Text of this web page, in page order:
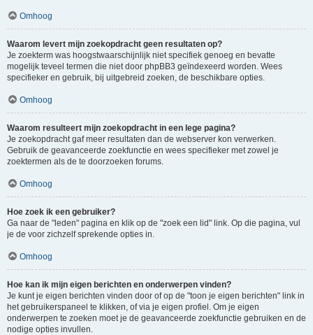
Omhoog
Waarom levert mijn zoekopdracht geen resultaten op?
Je zoekterm was hoogstwaarschijnlijk niet specifiek genoeg en bevatte
mogelijk teveel termen die niet door phpBB3 geïndexeerd worden. Wees
specifieker en gebruik, bij uitgebreid zoeken, de beschikbare opties.
Omhoog
Waarom resulteert mijn zoekopdracht in een lege pagina?
Je zoekopdracht gaf meer resultaten dan de webserver kon verwerken.
Gebruik de geavanceerde zoekfunctie en wees specifieker met zowel je
zoektermen als de te doorzoeken forums.
Omhoog
Hoe zoek ik een gebruiker?
Ga naar de "leden" pagina en klik op de "zoek een lid" link. Op die pagina, vul
je de voor zichzelf sprekende opties in.
Omhoog
Hoe kan ik mijn eigen berichten en onderwerpen vinden?
Je kunt je eigen berichten vinden door of op de "toon je eigen berichten" link in
het gebruikerspaneel te klikken, of via je eigen profiel. Om je eigen
onderwerpen te zoeken moet je de geavanceerde zoekfunctie gebruiken en de
nodige opties invullen.